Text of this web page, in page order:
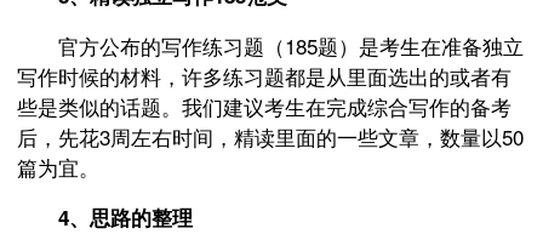
官方公布的写作练习题（185题）是考生在准备独立
写作时候的材料，许多练习题都是从里面选出的或者有
些是类似的话题。我们建议考生在完成综合写作的备考
后，先花3周左右时间，精读里面的一些文章，数量以50
篇为宜。
4、思路的整理